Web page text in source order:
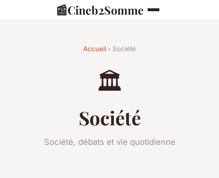
📰Cineb2Somme
Accueil › Société
🏛️
Société
Société, débats et vie quotidienne